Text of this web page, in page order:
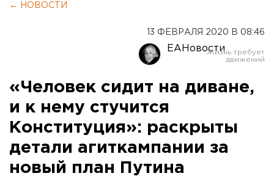
← НОВОСТИ
13 ФЕВРАЛЯ 2020 В 08:46
ЕАНовости
«Человек сидит на диване,
и к нему стучится
Конституция»: раскрыты
детали агиткампании за
новый план Путина